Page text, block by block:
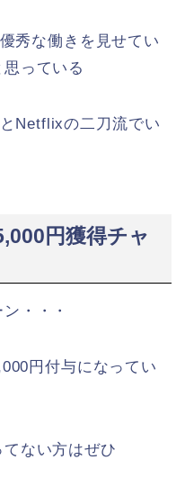
秀な働きを見せてい
っている
Netflixの二刀流でい
円獲得チャ
・・・
円付与になってい
ない方はぜひ